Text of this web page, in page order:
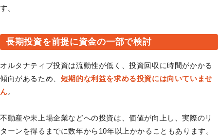
す。
長期投資を前提に資金の一部で検討
オルタナティブ投資は流動性が低く、投資回収に時間がかかる
傾向があるため、 短期的な利益を求める投資には向いていませ
ん。
不動産や未上場企業などへの投資は、価値が向上し、実際のリ
ターンを得るまでに数年から10年以上かかることもあります。